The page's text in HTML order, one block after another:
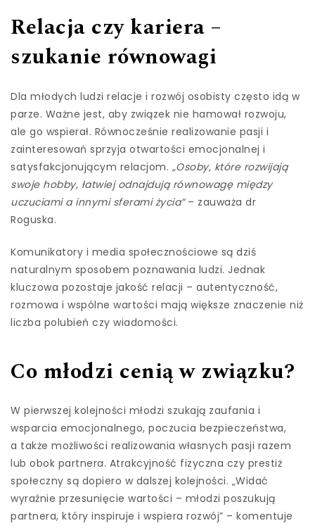
Relacja czy kariera –
szukanie równowagi
Dla młodych ludzi relacje i rozwój osobisty często idą w
parze. Ważne jest, aby związek nie hamował rozwoju,
ale go wspierał. Równocześnie realizowanie pasji i
zainteresowań sprzyja otwartości emocjonalnej i
satysfakcjonującym relacjom. „Osoby, które rozwijają
swoje hobby, łatwiej odnajdują równowagę między
uczuciami a innymi sferami życia”– zauważa dr
Roguska.
Komunikatory i media społecznościowe są dziś
naturalnym sposobem poznawania ludzi. Jednak
kluczowa pozostaje jakość relacji – autentyczność,
rozmowa i wspólne wartości mają większe znaczenie niż
liczba polubień czy wiadomości.
Co młodzi cenią w związku?
W pierwszej kolejności młodzi szukają zaufania i
wsparcia emocjonalnego, poczucia bezpieczeństwa,
a także możliwości realizowania własnych pasji razem
lub obok partnera. Atrakcyjność fizyczna czy prestiż
społeczny są dopiero w dalszej kolejności. „Widać
wyraźnie przesunięcie wartości – młodzi poszukują
partnera, który inspiruje i wspiera rozwój” – komentuje